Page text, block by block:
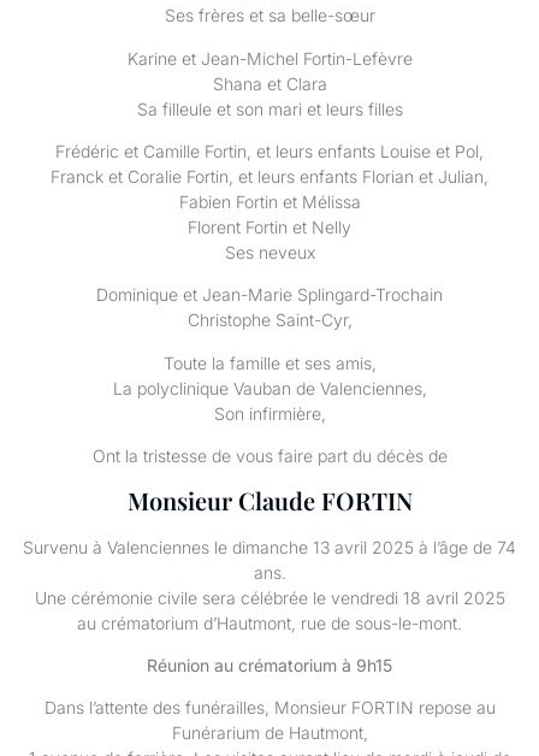
Ses frères et sa belle-sœur
Karine et Jean-Michel Fortin-Lefèvre
Shana et Clara
Sa filleule et son mari et leurs filles
Frédéric et Camille Fortin, et leurs enfants Louise et Pol,
Franck et Coralie Fortin, et leurs enfants Florian et Julian,
Fabien Fortin et Mélissa
Florent Fortin et Nelly
Ses neveux
Dominique et Jean-Marie Splingard-Trochain
Christophe Saint-Cyr,
Toute la famille et ses amis,
La polyclinique Vauban de Valenciennes,
Son infirmière,
Ont la tristesse de vous faire part du décès de
Monsieur Claude FORTIN
Survenu à Valenciennes le dimanche 13 avril 2025 à l’âge de 74
ans.
Une cérémonie civile sera célébrée le vendredi 18 avril 2025
au crématorium d’Hautmont, rue de sous-le-mont.
Réunion au crématorium à 9h15
Dans l’attente des funérailles, Monsieur FORTIN repose au
Funérarium de Hautmont,